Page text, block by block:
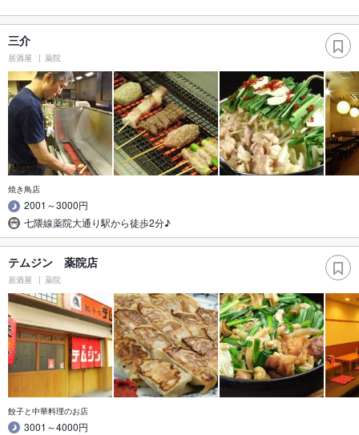
三介
居酒屋 薬院
焼き鳥店
2001～3000円
七隈線薬院大通り駅から徒歩2分♪
テムジン 薬院店
居酒屋 薬院
餃子と中華料理のお店
3001～4000円